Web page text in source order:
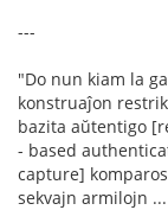
---
"Do nun kiam la
konstruaĵon
bazita aŭtentigo
- based
capture]
sekvajn armilojn